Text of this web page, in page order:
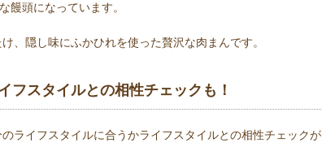
饅頭になっています。
、隠し味にふかひれを使った贅沢な肉まんです。
フスタイルとの相性チェックも！
ライフスタイルに合うかライフスタイルとの相性チェックが